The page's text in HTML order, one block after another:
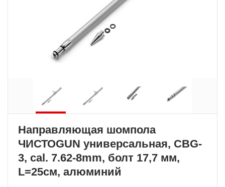
Направляющая шомпола
ЧИСТОGUN универсальная, CBG-
3, cal. 7.62-8mm, болт 17,7 мм,
L=25см, алюминий